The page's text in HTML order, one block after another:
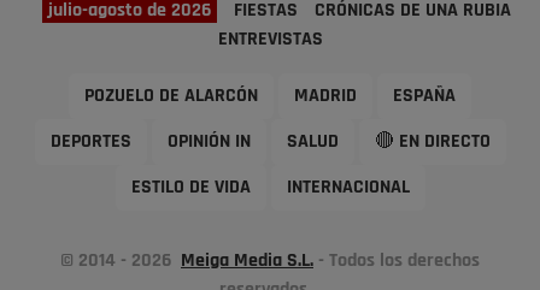
julio-agosto de 2026 FIESTAS
CRÓNICAS DE UNA RUBIA
ENTREVISTAS
POZUELO DE ALARCÓN MADRID ESPAÑA
DEPORTES OPINIÓN IN SALUD 🔴 EN DIRECTO
ESTILO DE VIDA INTERNACIONAL
© 2014 - 2026 Meiga Media S.L. - Todos los derechos